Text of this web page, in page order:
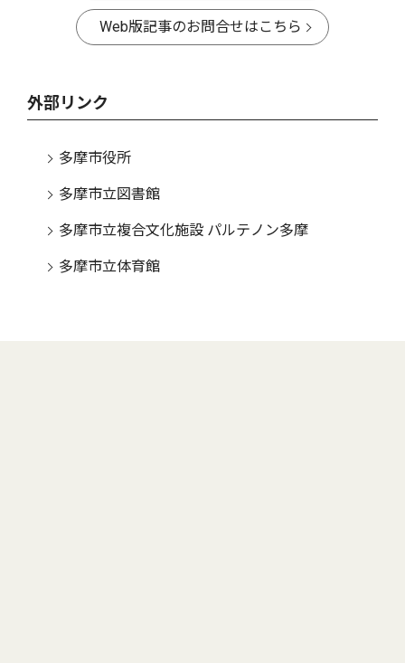
Web版記事のお問合せはこちら
外部リンク
多摩市役所
多摩市立図書館
多摩市立複合文化施設 パルテノン多摩
多摩市立体育館